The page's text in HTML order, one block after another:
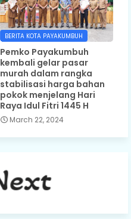
BERITA KOTA PAYAKUMBUH
Pemko Payakumbuh
kembali gelar pasar
murah dalam rangka
stabilisasi harga bahan
pokok menjelang Hari
Raya Idul Fitri 1445 H
March 22, 2024